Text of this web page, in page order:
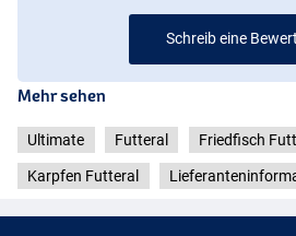
Schreib eine
Mehr sehen
Ultimate Futteral Friedfisch
Karpfen Futteral